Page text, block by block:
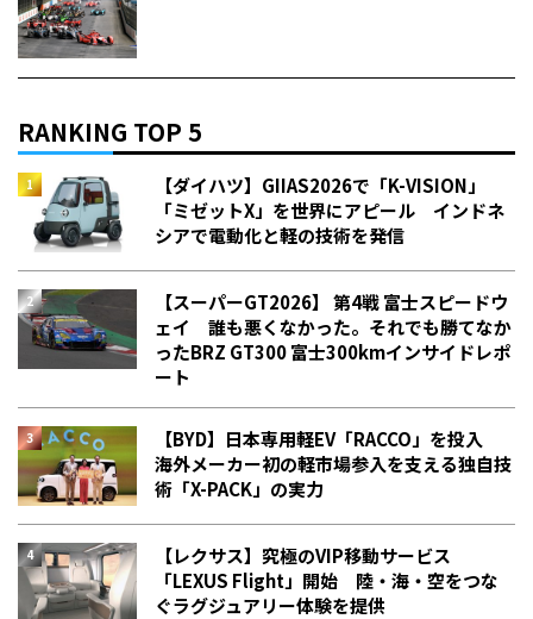
RANKING TOP 5
【ダイハツ】GIIAS2026で「K-VISION」
「ミゼットX」を世界にアピール インドネ
シアで電動化と軽の技術を発信
【スーパーGT2026】 第4戦 富士スピードウ
ェイ 誰も悪くなかった。それでも勝てなか
った――BRZ GT300 富士300kmインサイドレポ
ート
【BYD】日本専用軽EV「RACCO」を投入
海外メーカー初の軽市場参入を支える独自技
術「X-PACK」の実力
【レクサス】究極のVIP移動サービス
「LEXUS Flight」開始 陸・海・空をつな
ぐラグジュアリー体験を提供